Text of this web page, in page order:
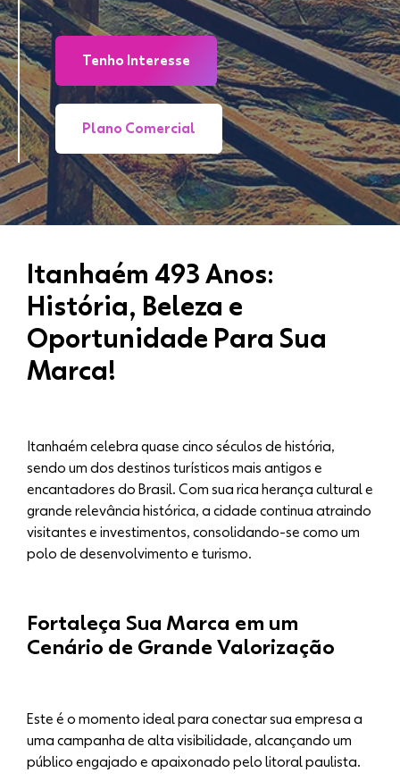
Tenho Interesse
Plano Comercial
Itanhaém 493 Anos:
História, Beleza e
Oportunidade Para Sua
Marca!
Itanhaém celebra quase cinco séculos de história,
sendo um dos destinos turísticos mais antigos e
encantadores do Brasil. Com sua rica herança cultural e
grande relevância histórica, a cidade continua atraindo
visitantes e investimentos, consolidando-se como um
polo de desenvolvimento e turismo.
Fortaleça Sua Marca em um
Cenário de Grande Valorização
Este é o momento ideal para conectar sua empresa a
uma campanha de alta visibilidade, alcançando um
público engajado e apaixonado pelo litoral paulista.